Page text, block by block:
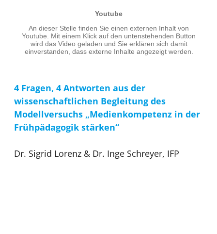
4 Fragen, 4 Antworten aus der
wissenschaftlichen Begleitung des
Modellversuchs „Medienkompetenz in der
Frühpädagogik stärken“
Dr. Sigrid Lorenz & Dr. Inge Schreyer, IFP